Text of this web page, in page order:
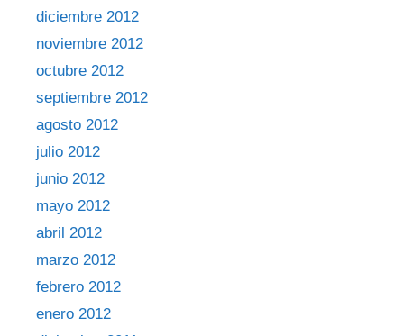
diciembre 2012
noviembre 2012
octubre 2012
septiembre 2012
agosto 2012
julio 2012
junio 2012
mayo 2012
abril 2012
marzo 2012
febrero 2012
enero 2012